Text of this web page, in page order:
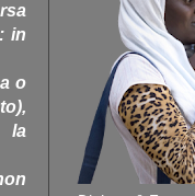
in
o
la